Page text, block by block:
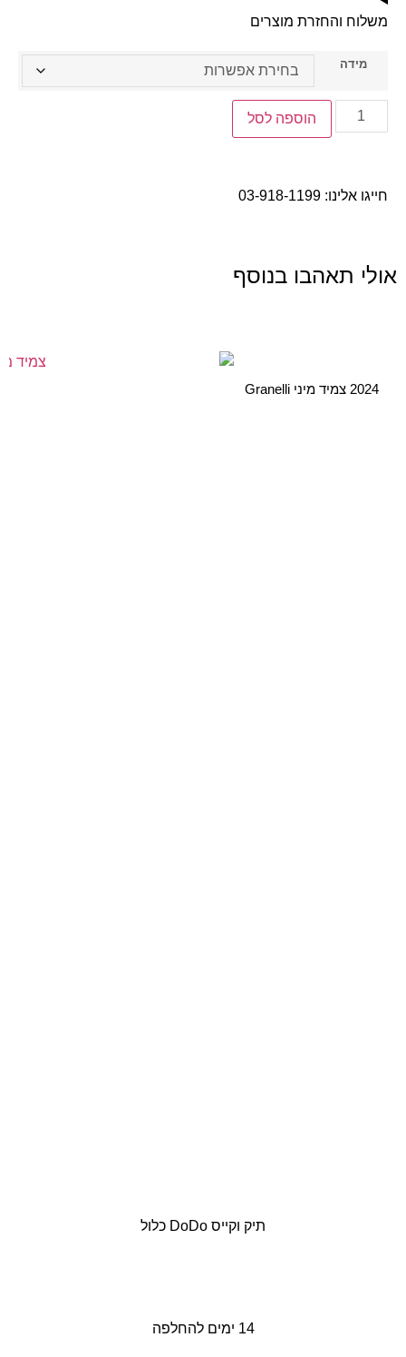
משלוח והחזרת מוצרים
מידה
הוספה לסל
חייגו אלינו: 03-918-1199
אולי תאהבו בנוסף
2024 צמיד מיני Granelli
תיק וקייס DoDo כלול
14 ימים להחלפה